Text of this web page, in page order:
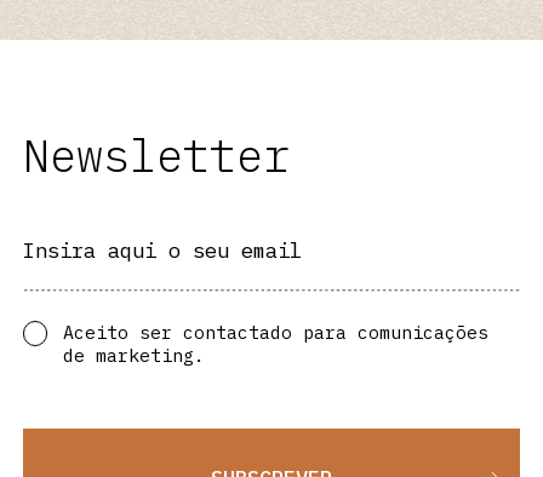
Newsletter
Insira aqui o seu email
Aceito ser contactado para comunicações
de marketing.